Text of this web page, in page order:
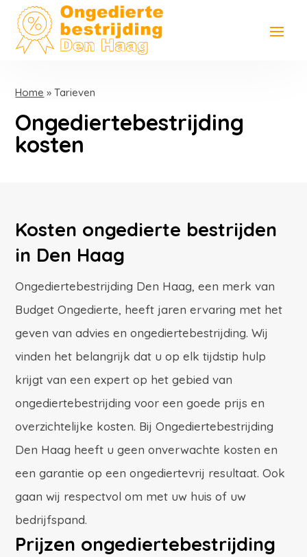
Home »Tarieven
Ongediertebestrijding
kosten
Kosten ongedierte bestrijden
in Den Haag
Ongediertebestrijding Den Haag, een merk van
Budget Ongedierte, heeft jaren ervaring met het
geven van advies en ongediertebestrijding. Wij
vinden het belangrijk dat u op elk tijdstip hulp
krijgt van een expert op het gebied van
ongediertebestrijding voor een goede prijs en
overzichtelijke kosten. Bij Ongediertebestrijding
Den Haag heeft u geen onverwachte kosten en
een garantie op een ongediertevrij resultaat. Ook
gaan wij respectvol om met uw huis of uw
bedrijfspand.
Prijzen ongediertebestrijding